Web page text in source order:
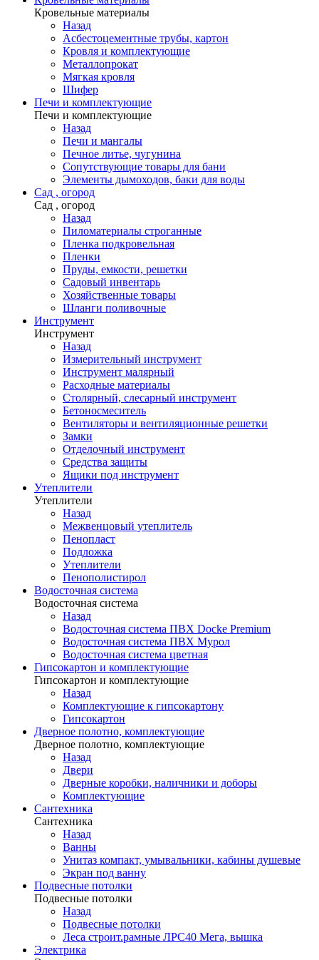
Кровельные материалы
Назад
Асбестоцементные трубы, картон
Кровля и комплектующие
Металлопрокат
Мягкая кровля
Шифер
Печи и комплектующие
Печи и комплектующие
Назад
Печи и мангалы
Печное литье, чугунина
Сопутствующие товары для бани
Элементы дымоходов, баки для воды
Сад , огород
Сад , огород
Назад
Пиломатериалы строганные
Пленка подкровельная
Пленки
Пруды, емкости, решетки
Садовый инвентарь
Хозяйственные товары
Шланги поливочные
Инструмент
Инструмент
Назад
Измерительный инструмент
Инструмент малярный
Расходные материалы
Столярный, слесарный инструмент
Бетоносмеситель
Вентиляторы и вентиляционные решетки
Замки
Отделочный инструмент
Средства защиты
Ящики под инструмент
Утеплители
Утеплители
Назад
Межвенцовый утеплитель
Пенопласт
Подложка
Утеплители
Пенополистирол
Водосточная система
Водосточная система
Назад
Водосточная система ПВХ Docke Premium
Водосточная система ПВХ Мурол
Водосточная система цветная
Гипсокартон и комплектующие
Гипсокартон и комплектующие
Назад
Комплектующие к гипсокартону
Гипсокартон
Дверное полотно, комплектующие
Дверное полотно, комплектующие
Назад
Двери
Дверные коробки, наличники и доборы
Комплектующие
Сантехника
Сантехника
Назад
Ванны
Унитаз компакт, умывальники, кабины душевые
Экран под ванну
Подвесные потолки
Подвесные потолки
Назад
Подвесные потолки
Леса строит.рамные ЛРС40 Мега, вышка
Электрика